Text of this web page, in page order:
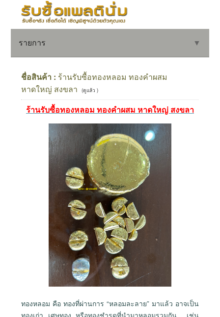
รายการ ▼
ชื่อสินค้า : ร้านรับซื้อทองหลอม ทองคำผสม
หาดใหญ่ สงขลา
(ดูแล้ว )
ร้านรับซื้อทองหลอม ทองคำผสม หาดใหญ่ สงขลา
ทองหลอม คือ ทองที่ผ่านการ “หลอมละลาย” มาแล้ว อาจเป็น